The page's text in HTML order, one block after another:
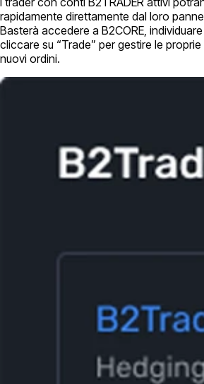
rapidamente direttamente dal loro
Basterà accedere a B2CORE,
cliccare su “Trade” per gestire le
nuovi ordini.